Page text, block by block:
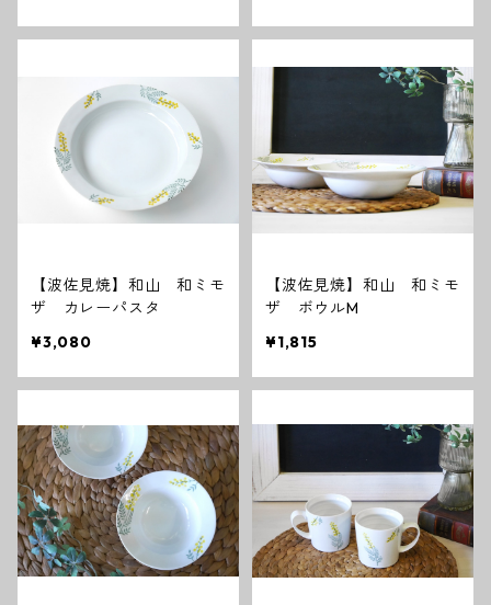
【波佐見焼】和山 和ミモ
ザ カレーパスタ
¥3,080
【波佐見焼】和山 和ミモ
ザ ボウルM
¥1,815